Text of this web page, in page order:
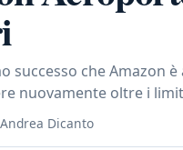
successo che Amazon
nuovamente oltre i
Andrea Dicanto